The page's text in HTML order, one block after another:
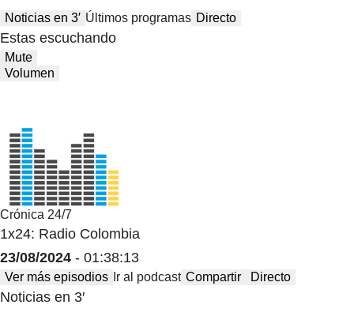
Noticias en 3′ Últimos programas Directo
Estas escuchando
Mute
Volumen
Crónica 24/7
1x24: Radio Colombia
23/08/2024 - 01:38:13
Ver más episodios Ir al podcast Compartir Directo
Noticias en 3′